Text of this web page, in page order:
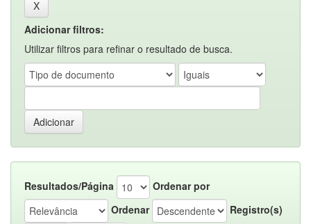
Adicionar filtros:
Utilizar filtros para refinar o resultado de busca.
Resultados/Página
Ordenar por
Ordenar
Registro(s)